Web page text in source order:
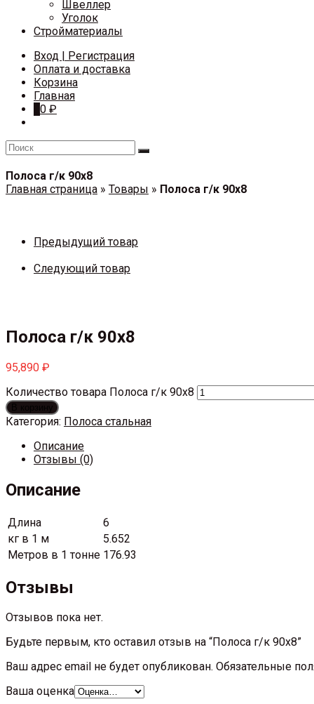
Швеллер
Уголок
Стройматериалы
Вход | Регистрация
Оплата и доставка
Корзина
Главная
0 ₽
Полоса г/к 90х8
Главная страница » Товары » Полоса г/к 90х8
Предыдущий товар
Следующий товар
Полоса г/к 90х8
95,890 ₽
Количество товара Полоса г/к 90х8
В корзину
Категория: Полоса стальная
Описание
Отзывы (0)
Описание
Длина
6
кг в 1 м
5.652
Метров в 1 тонне 176.93
Отзывы
Отзывов пока нет.
Будьте первым, кто оставил отзыв на “Полоса г/к 90х8”
Ваш адрес email не будет опубликован. Обязательные
Ваша оценка